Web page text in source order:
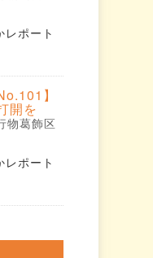
ポート
】
開を
物葛飾区
ポート